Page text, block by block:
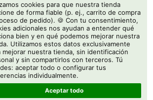
cookies para que nuestra tienda
de forma fiable (p. ej., carrito de compra
de pedido). 🍪 Con tu consentimiento,
adicionales nos ayudan a entender qué
bien y en qué podemos mejorar nuestra
Utilizamos estos datos exclusivamente
mejorar nuestra tienda, sin identificación
y sin compartirlos con terceros. Tú
aceptar todo o configurar tus
individualmente.
Aceptar todo